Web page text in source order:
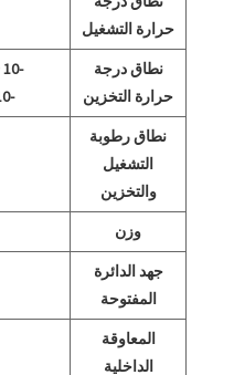
حرارة التشغيل
نطاق درجة
حرارة التخزين
-10 ~ 45 ℃ أقل من شهر واحد
-10 ~ 35 ℃ أقل من 6 أشهر
نطاق رطوبة
التشغيل
والتخزين
وزن
جهد الدائرة
المفتوحة
المعاوقة
الداخلية